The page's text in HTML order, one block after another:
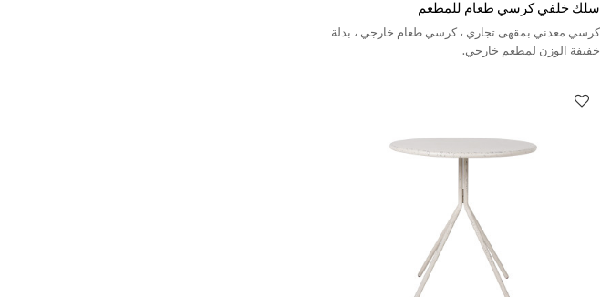
سلك خلفي كرسي طعام للمطعم
كرسي معدني بمقهى تجاري ، كرسي طعام خارجي ، بدلة
خفيفة الوزن لمطعم خارجي.